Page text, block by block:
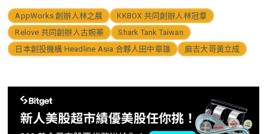
AppWorks 創辦人林之晨
KKBOX 共同創辦人林冠羣
Relove 共同創辦人古婉蓁
Shark Tank Taiwan
日本創投機構 Headline Asia 合夥人田中章雄
麻吉大哥黃立成